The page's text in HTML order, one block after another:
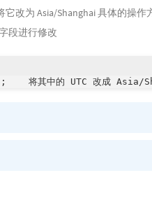
改为 Asia/Shanghai 具体的操作
段进行修改
将其中的 UTC 改成 Asia/